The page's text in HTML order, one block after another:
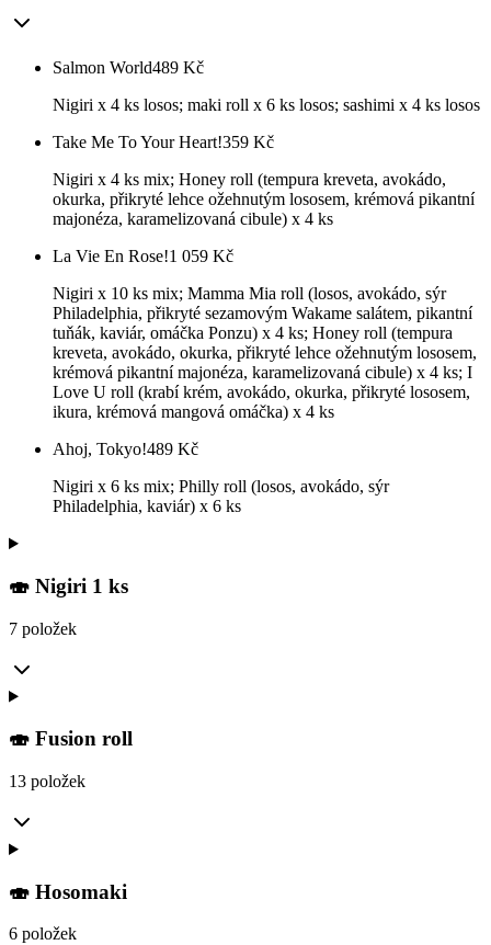
Salmon World489 Kč
Nigiri x 4 ks losos; maki roll x 6 ks losos; sashimi x 4 ks losos
Take Me To Your Heart!359 Kč
Nigiri x 4 ks mix; Honey roll (tempura kreveta, avokádo,
okurka, přikryté lehce ožehnutým lososem, krémová pikantní
majonéza, karamelizovaná cibule) x 4 ks
La Vie En Rose!1 059 Kč
Nigiri x 10 ks mix; Mamma Mia roll (losos, avokádo, sýr
Philadelphia, přikryté sezamovým Wakame salátem, pikantní
tuňák, kaviár, omáčka Ponzu) x 4 ks; Honey roll (tempura
kreveta, avokádo, okurka, přikryté lehce ožehnutým lososem,
krémová pikantní majonéza, karamelizovaná cibule) x 4 ks; I
Love U roll (krabí krém, avokádo, okurka, přikryté lososem,
ikura, krémová mangová omáčka) x 4 ks
Ahoj, Tokyo!489 Kč
Nigiri x 6 ks mix; Philly roll (losos, avokádo, sýr
Philadelphia, kaviár) x 6 ks
🍣 Nigiri 1 ks
7 položek
🍣 Fusion roll
13 položek
🍣 Hosomaki
6 položek